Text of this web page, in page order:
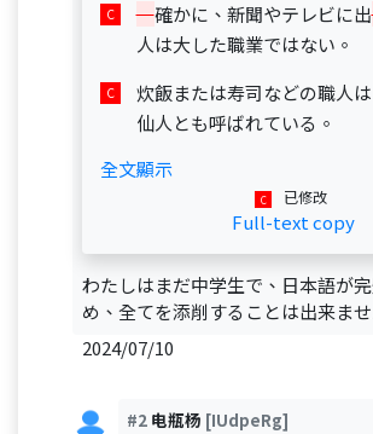
確かに、新聞やテレビに出
人は大した職業ではない。
炊飯または寿司などの職人
仙人とも呼ばれている。
全文顯示
已修改
Full-text copy
わたしはまだ中学生で、日本語が
め、全てを添削することは出来ませ
2024/07/10
#2 电瓶杨 [IUdpeRg]